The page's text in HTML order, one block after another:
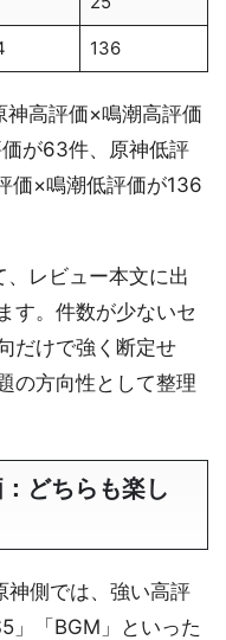
136
神高評価×鳴潮高評価
が63件、原神低評
価×鳴潮低評価が136
レビュー本文に出
す。件数が少ないセ
だけで強く断定せ
の方向性として整理
どちらも楽し
神側では、強い高評
」「BGM」といった